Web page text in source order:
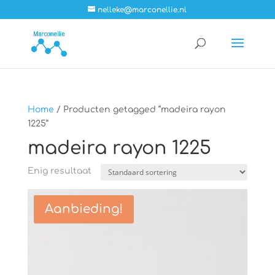
nelleke@marconellie.nl
Home / Producten getagged “madeira rayon
1225”
madeira rayon 1225
Enig resultaat
Aanbieding!